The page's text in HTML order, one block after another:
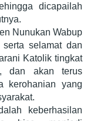
dicapailah
Nunukan Wabup
serta selamat dan
Katolik tingkat
dan akan terus
kerohanian yang
keberhasilan